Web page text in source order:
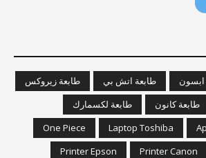
ابسون طابعة اتش بي
طابعة زيروكس
طابعة كانون
طابعة لكسمارك
Laptop Toshiba
One Piece
Printer Canon
Printer Epson